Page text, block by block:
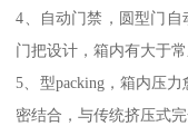
4、自动门禁，圆型门
门把设计，箱内有大于
5、型packing，箱内压
密结合，与传统挤压式